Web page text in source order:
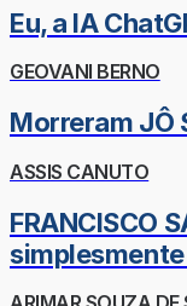
Eu, a IA
GEOVANI BERNO
Morreram JÔ
ASSIS CANUTO
FRANCISCO
simplesmente